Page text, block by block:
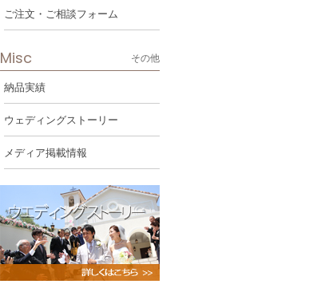
ご注文・ご相談フォーム
Misc その他
納品実績
ウェディングストーリー
メディア掲載情報